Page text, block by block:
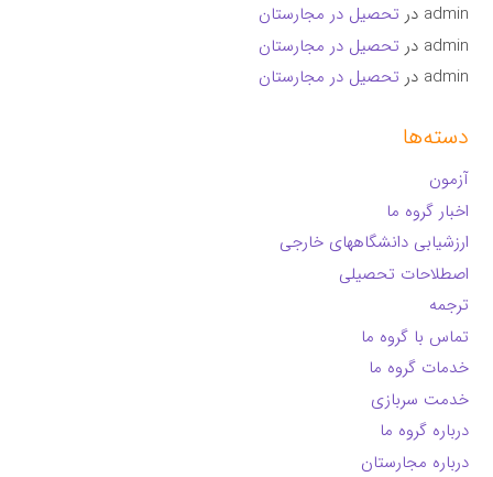
admin در تحصیل در مجارستان
admin در تحصیل در مجارستان
admin در تحصیل در مجارستان
دسته‌ها
آزمون
اخبار گروه ما
ارزشیابی دانشگاههای خارجی
اصطلاحات تحصیلی
ترجمه
تماس با گروه ما
خدمات گروه ما
خدمت سربازی
درباره گروه ما
درباره مجارستان